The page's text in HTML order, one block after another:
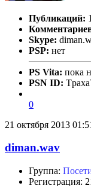
Публикаций:
Skype:
PSP: нет
PS Vita: пока
PSN ID:
0
21 октября 2013
diman.wav
Группа:
Регистрация: